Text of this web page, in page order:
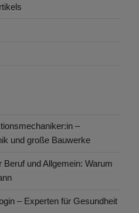
–
und große Bauwerke
und Allgemein: Warum
– Experten für Gesundheit